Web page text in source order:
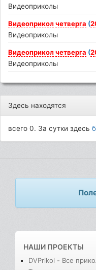
Видеоприколы
Видеоприкол четверга (
Видеоприколы
Видеоприкол четверга (
Видеоприколы
Здесь находятся
всего 0. За сутки здесь
НАШИ ПРОЕКТЫ
DVPrikol - Все